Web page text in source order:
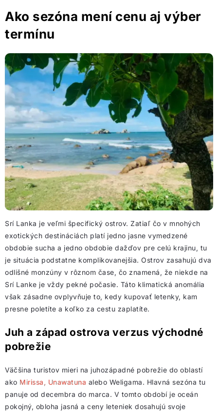
Ako sezóna mení cenu aj výber
termínu
Srí Lanka je veľmi špecifický ostrov. Zatiaľ čo v mnohých
exotických destináciách platí jedno jasne vymedzené
obdobie sucha a jedno obdobie dažďov pre celú krajinu, tu
je situácia podstatne komplikovanejšia. Ostrov zasahujú dva
odlišné monzúny v rôznom čase, čo znamená, že niekde na
Srí Lanke je vždy pekné počasie. Táto klimatická anomália
však zásadne ovplyvňuje to, kedy kupovať letenky, kam
presne poletíte a koľko za cestu zaplatíte.
Juh a západ ostrova verzus východné
pobrežie
Väčšina turistov mieri na juhozápadné pobrežie do oblastí
ako Mirissa, Unawatuna alebo Weligama. Hlavná sezóna tu
panuje od decembra do marca. V tomto období je oceán
pokojný, obloha jasná a ceny leteniek dosahujú svoje